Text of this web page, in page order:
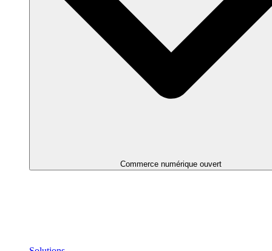
Commerce numérique ouvert